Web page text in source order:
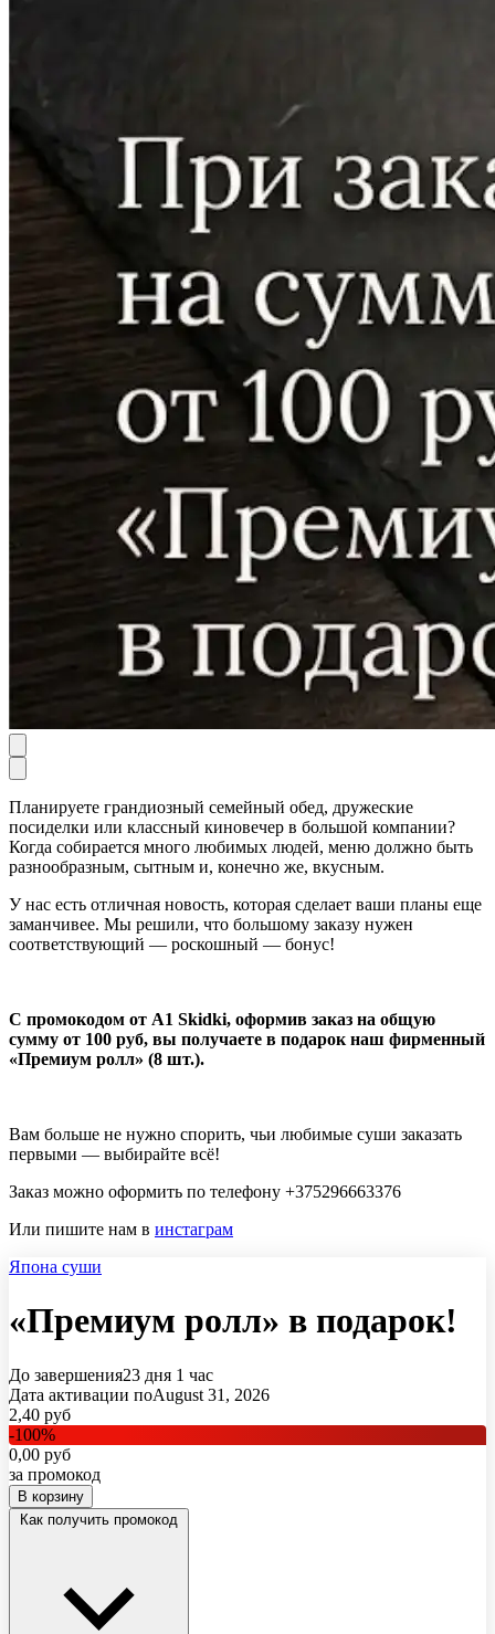
Планируете грандиозный семейный обед, дружеские
посиделки или классный киновечер в большой компании?
Когда собирается много любимых людей, меню должно быть
разнообразным, сытным и, конечно же, вкусным.
У нас есть отличная новость, которая сделает ваши планы еще
заманчивее. Мы решили, что большому заказу нужен
соответствующий — роскошный — бонус!
С промокодом от A1 Skidki, оформив заказ на общую
сумму от 100 руб, вы получаете в подарок наш фирменный
«Премиум ролл» (8 шт.).
Вам больше не нужно спорить, чьи любимые суши заказать
первыми — выбирайте всё!
Заказ можно оформить по телефону +375296663376
Или пишите нам в инстаграм
Япона суши
«Премиум ролл» в подарок!
До завершения23 дня 1 час
Дата активации поAugust 31, 2026
2,40 руб
-100%
0,00 руб
за промокод
В корзину
Как получить промокод